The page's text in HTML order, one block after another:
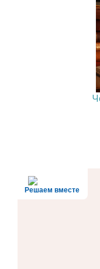
Решаем вместе